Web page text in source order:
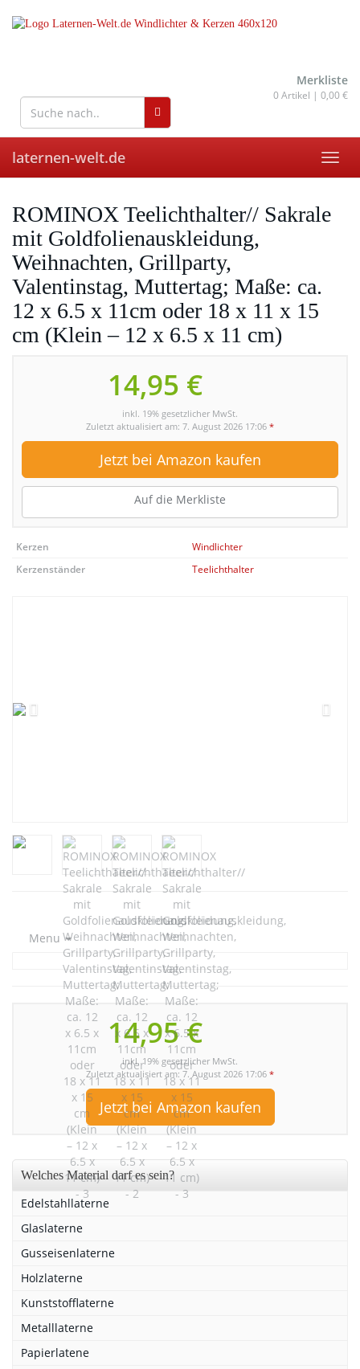
Merkliste
0Artikel | 0,00 €
laternen-welt.de
ROMINOX Teelichthalter// Sakrale
mit Goldfolienauskleidung,
Weihnachten, Grillparty,
Valentinstag, Muttertag; Maße: ca.
12 x 6.5 x 11cm oder 18 x 11 x 15
cm (Klein – 12 x 6.5 x 11 cm)
14,95 €
inkl. 19% gesetzlicher MwSt.
Zuletzt aktualisiert am: 7. August 2026 17:06 *
Jetzt bei Amazon kaufen
Auf die Merkliste
Kerzen
Windlichter
Kerzenständer
Teelichthalter
Menu
14,95 €
inkl. 19% gesetzlicher MwSt.
Zuletzt aktualisiert am: 7. August 2026 17:06 *
Jetzt bei Amazon kaufen
Welches Material darf es sein?
Edelstahllaterne
Glaslaterne
Gusseisenlaterne
Holzlaterne
Kunststofflaterne
Metalllaterne
Papierlatene